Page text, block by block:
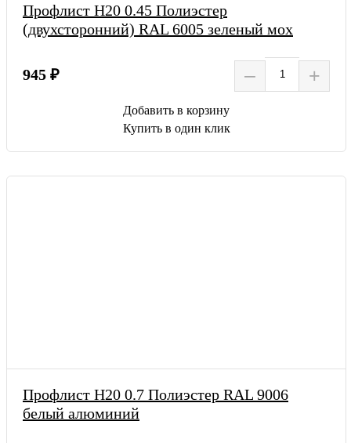
Профлист Н20 0.45 Полиэстер
(двухсторонний) RAL 6005 зеленый мох
945 ₽ – +
Добавить в корзину
Купить в один клик
Профлист Н20 0.7 Полиэстер RAL 9006
белый алюминий